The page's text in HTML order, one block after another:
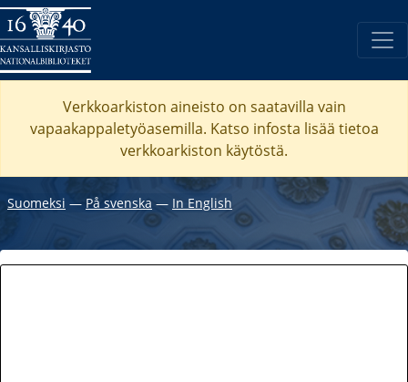
Verkkoarkiston aineisto on saatavilla vain
vapaakappaletyöasemilla. Katso infosta lisää tietoa
verkkoarkiston käytöstä.
Suomeksi ― På svenska ― In English